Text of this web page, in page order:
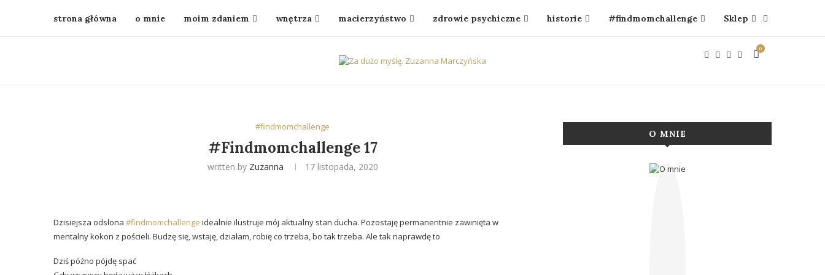
strona główna o mnie moim zdaniem wnętrza macierzyństwo zdrowie psychiczne historie #findmomchallenge Sklep
0
#findmomchallenge
#Findmomchallenge 17
written by Zuzanna 17 listopada, 2020
Dzisiejsza odsłona #findmomchallenge idealnie ilustruje mój aktualny stan ducha. Pozostaję permanentnie zawinięta w
mentalny kokon z pościeli. Budzę się, wstaję, działam, robię co trzeba, bo tak trzeba. Ale tak naprawdę to
Dziś późno pójdę spać
O MNIE